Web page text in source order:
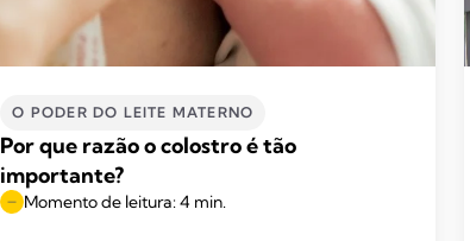
O PODER DO LEITE MATERNO
Por que razão o colostro é tão
importante?
Momento de leitura: 4 min.